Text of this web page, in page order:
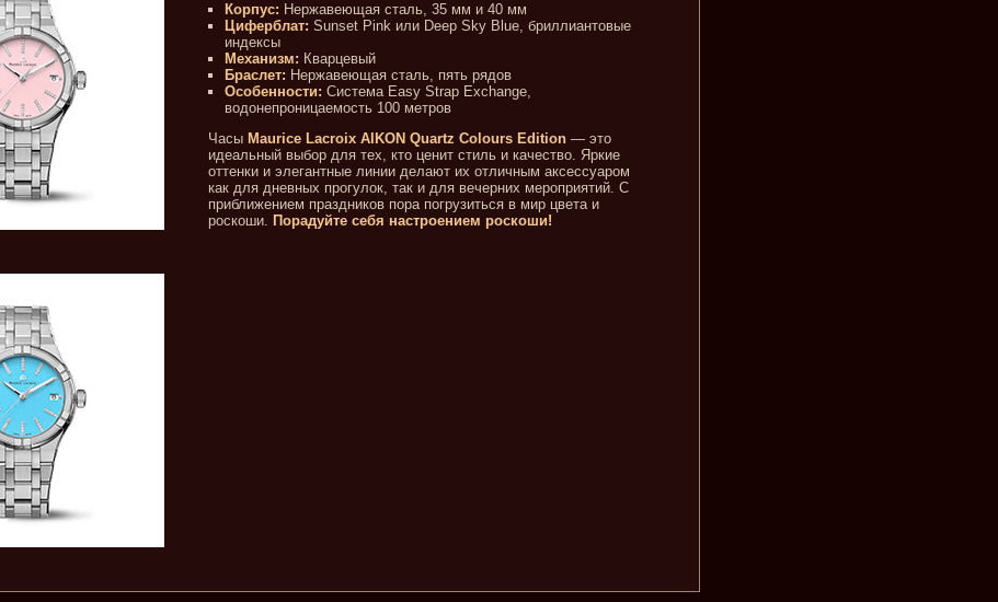
Корпус: Нержавеющая сталь, 35 мм и 40 мм
Циферблат: Sunset Pink или Deep Sky Blue, бриллиантовые
индексы
Механизм: Кварцевый
Браслет: Нержавеющая сталь, пять рядов
Особенности: Система Easy Strap Exchange,
водонепроницаемость 100 метров
Часы Maurice Lacroix AIKON Quartz Colours Edition — это
идеальный выбор для тех, кто ценит стиль и качество. Яркие
оттенки и элегантные линии делают их отличным аксессуаром
как для дневных прогулок, так и для вечерних мероприятий. С
приближением праздников пора погрузиться в мир цвета и
роскоши. Порадуйте себя настроением роскоши!